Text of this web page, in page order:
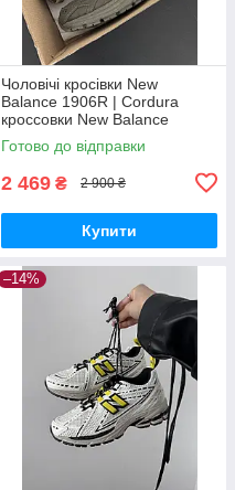
Чоловічі кросівки New
Balance 1906R | Cordura
кроссовки New Balance
Готово до відправки
2 469 ₴ 2 900 ₴
Купити
–14%